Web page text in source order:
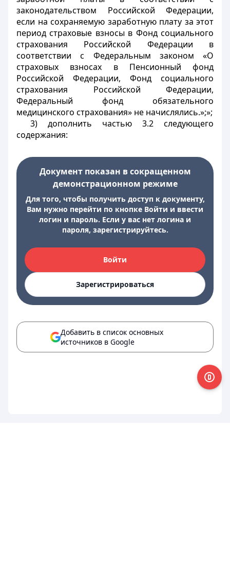
законодательством Российской Федерации,
если на сохраняемую заработную плату за этот
период страховые взносы в Фонд социального
страхования Российской Федерации в
соответствии с Федеральным законом «О
страховых взносах в Пенсионный фонд
Российской Федерации, Фонд социального
страхования Российской Федерации,
Федеральный фонд обязательного
медицинского страхования» не начислялись.»;»;
3) дополнить частью 3.2 следующего
содержания:
Документ показан в сокращенном
демонстрационном режиме
Для того, чтобы получить доступ к документу,
Вам нужно перейти по кнопке Войти и ввести
логин и пароль. Если у вас нет логина и
пароля, зарегистрируйтесь.
Войти
Зарегистрироваться
Добавить в список основных
источников в Google